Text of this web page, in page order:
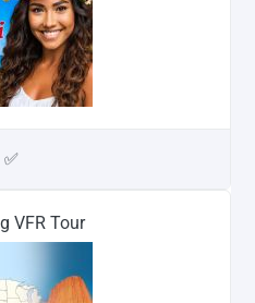
✅
VFR Tour